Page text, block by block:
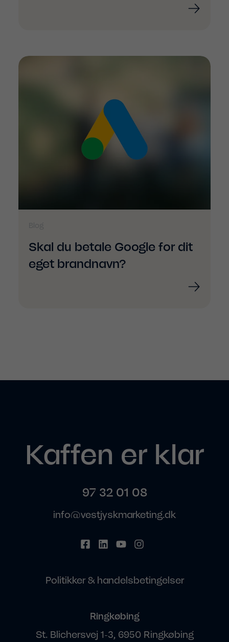
Skal du betale Google for dit
eget brandnavn?
Kaffen er klar
97 32 01 08
info@vestjyskmarketing.dk
Politikker & handelsbetingelser
Ringkøbing
St. Blichersvej 1-3, 6950 Ringkøbing